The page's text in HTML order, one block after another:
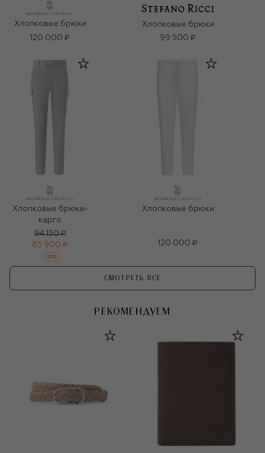
Хлопковые брюки
120 000 ₽
Хлопковые брюки
99 500 ₽
Хлопковые брюки-
карго
94 150 ₽
65 900 ₽
-30%
Хлопковые брюки
120 000 ₽
СМОТРЕТЬ ВСЕ
РЕКОМЕНДУЕМ